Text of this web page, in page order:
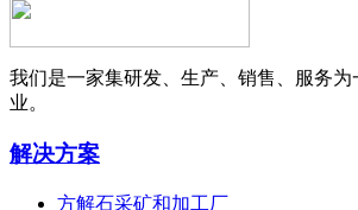
我们是一家集研发、生产、销售、服务为
业。
解决方案
方解石采矿和加工厂